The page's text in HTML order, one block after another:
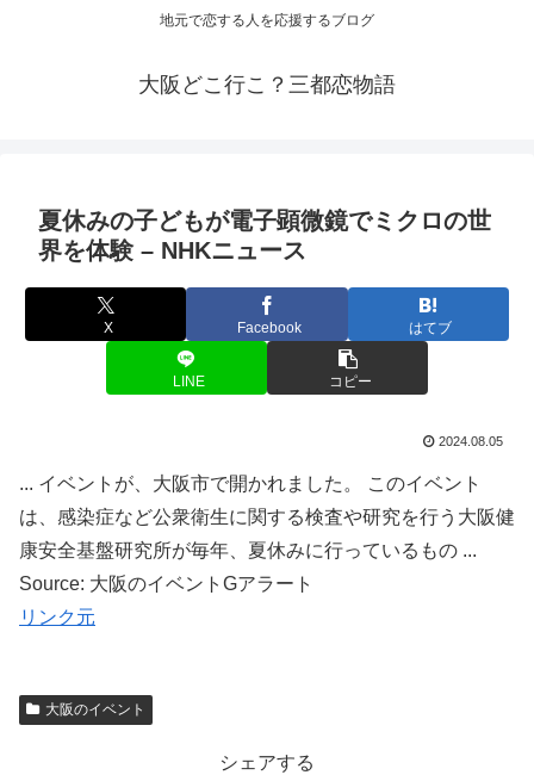
地元で恋する人を応援するブログ
大阪どこ行こ？三都恋物語
夏休みの子どもが電子顕微鏡でミクロの世
界を体験 – NHKニュース
X Facebook はてブ
LINE コピー
2024.08.05
... イベントが、大阪市で開かれました。 このイベント
は、感染症など公衆衛生に関する検査や研究を行う大阪健
康安全基盤研究所が毎年、夏休みに行っているもの ...
Source: 大阪のイベントGアラート
リンク元
大阪のイベント
シェアする